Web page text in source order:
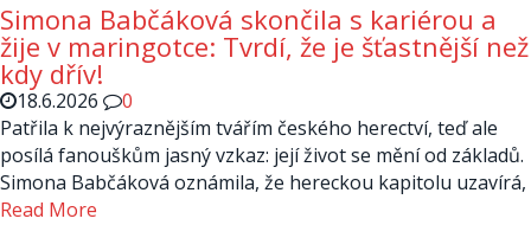
Simona Babčáková skončila s kariérou a
žije v maringotce: Tvrdí, že je šťastnější než
kdy dřív!
18.6.2026
0
Patřila k nejvýraznějším tvářím českého herectví, teď ale
posílá fanouškům jasný vzkaz: její život se mění od základů.
Simona Babčáková oznámila, že hereckou kapitolu uzavírá,
Read More